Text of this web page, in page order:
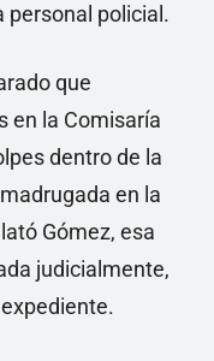
personal policial.
que
en la Comisaría
dentro de la
en la
Gómez, esa
judicialmente,